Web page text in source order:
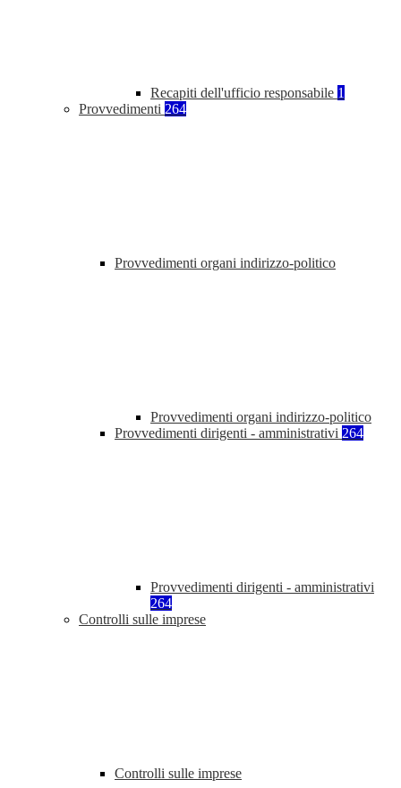
Recapiti dell'ufficio responsabile 1
Provvedimenti 264
Provvedimenti organi indirizzo-politico
Provvedimenti organi indirizzo-politico
Provvedimenti dirigenti - amministrativi 264
Provvedimenti dirigenti - amministrativi
264
Controlli sulle imprese
Controlli sulle imprese